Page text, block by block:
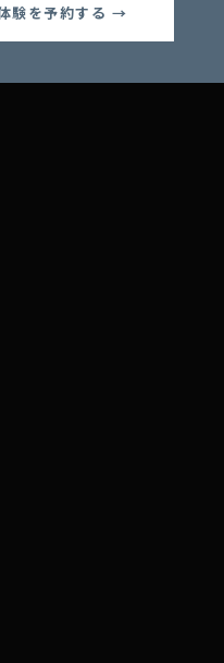
験を予約する →